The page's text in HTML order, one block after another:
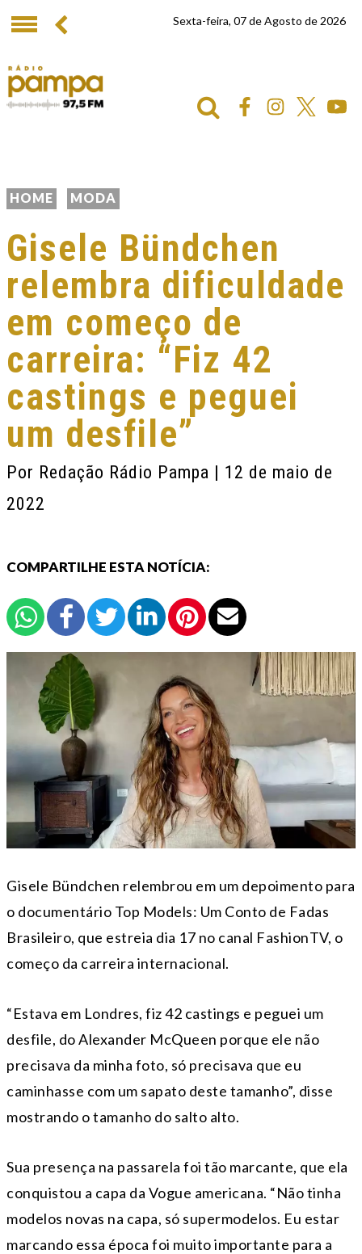
Sexta-feira, 07 de Agosto de 2026
HOME MODA
Gisele Bündchen
relembra dificuldade
em começo de
carreira: “Fiz 42
castings e peguei
um desfile”
Por Redação Rádio Pampa | 12 de maio de
2022
COMPARTILHE ESTA NOTÍCIA:
Gisele Bündchen relembrou em um depoimento para
o documentário Top Models: Um Conto de Fadas
Brasileiro, que estreia dia 17 no canal FashionTV, o
começo da carreira internacional.
“Estava em Londres, fiz 42 castings e peguei um
desfile, do Alexander McQueen porque ele não
precisava da minha foto, só precisava que eu
caminhasse com um sapato deste tamanho”, disse
mostrando o tamanho do salto alto.
Sua presença na passarela foi tão marcante, que ela
conquistou a capa da Vogue americana. “Não tinha
modelos novas na capa, só supermodelos. Eu estar
marcando essa época foi muito importante para a